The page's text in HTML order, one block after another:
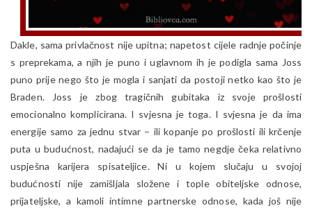
Dakle, sama privlačnost nije upitna; napetost cijele radnje počinje
s preprekama, a njih je puno i uglavnom ih je podigla sama Joss
puno prije nego što je mogla i sanjati da postoji netko kao što je
Braden. Joss je zbog tragičnih gubitaka iz svoje prošlosti
emocionalno komplicirana. I svjesna je toga. I svjesna je da ima
energije samo za jednu stvar – ili kopanje po prošlosti ili krčenje
puta u budućnost, nadajući se da je tamo negdje čeka relativno
uspješna karijera spisateljice. Ni u kojem slučaju u svojoj
budućnosti nije zamišljala složene i tople obiteljske odnose,
prijateljske, a kamoli intimne partnerske odnose, kada još nije